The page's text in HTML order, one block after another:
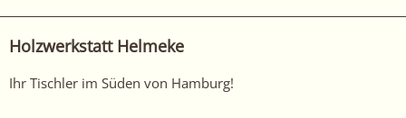
arbeiten
an!
Holzwerkstatt Helmeke
Ihr Tischler im Süden von Hamburg!